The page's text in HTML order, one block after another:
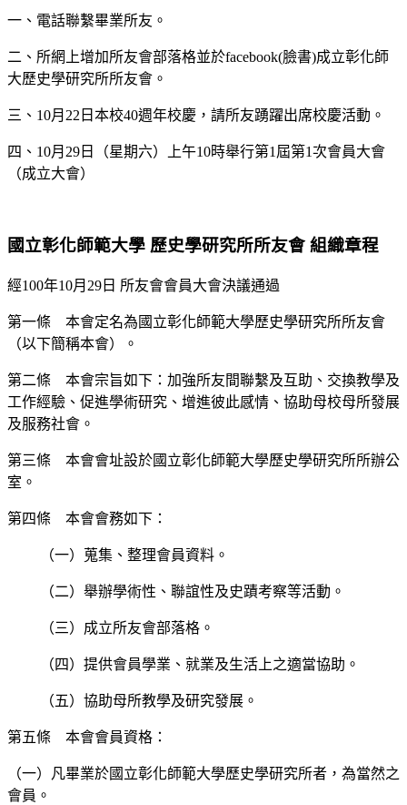
一、電話聯繫畢業所友。
二、所網上增加所友會部落格並於facebook(臉書)成立彰化師
大歷史學研究所所友會。
三、10月22日本校40週年校慶，請所友踴躍出席校慶活動。
四、10月29日（星期六）上午10時舉行第1屆第1次會員大會
（成立大會）
國立彰化師範大學 歷史學研究所所友會 組織章程
經100年10月29日 所友會會員大會決議通過
第一條 本會定名為國立彰化師範大學歷史學研究所所友會
（以下簡稱本會）。
第二條 本會宗旨如下：加強所友間聯繫及互助、交換教學及
工作經驗、促進學術研究、增進彼此感情、協助母校母所發展
及服務社會。
第三條 本會會址設於國立彰化師範大學歷史學研究所所辦公
室。
第四條 本會會務如下：
（一）蒐集、整理會員資料。
（二）舉辦學術性、聯誼性及史蹟考察等活動。
（三）成立所友會部落格。
（四）提供會員學業、就業及生活上之適當協助。
（五）協助母所教學及研究發展。
第五條 本會會員資格：
（一）凡畢業於國立彰化師範大學歷史學研究所者，為當然之
會員。